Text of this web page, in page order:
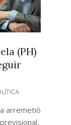
(PH)
arremetió